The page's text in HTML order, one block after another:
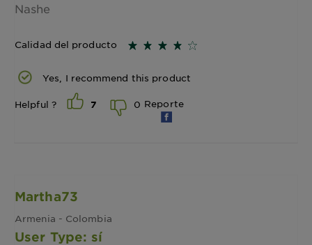
Nashe
Calidad del producto
Yes, I recommend this product
Helpful ? 7 0 Reporte
Martha73
Armenia - Colombia
User Type: sí